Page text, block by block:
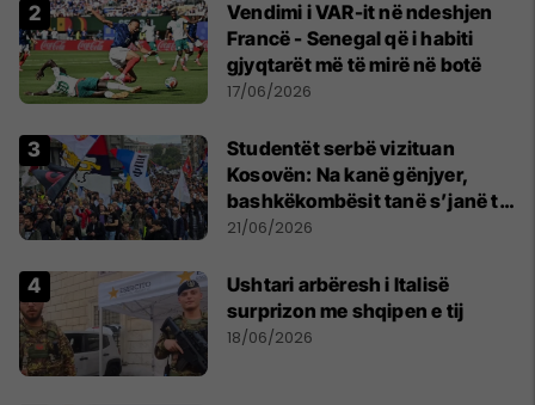
Vendimi i VAR-it në ndeshjen
Francë - Senegal që i habiti
gjyqtarët më të mirë në botë
17/06/2026
Studentët serbë vizituan
Kosovën: Na kanë gënjyer,
bashkëkombësit tanë s’janë të
shtypur
21/06/2026
Ushtari arbëresh i Italisë
surprizon me shqipen e tij
18/06/2026